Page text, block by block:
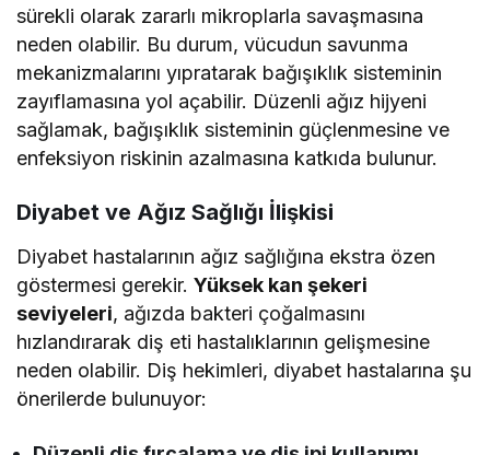
sürekli olarak zararlı mikroplarla savaşmasına
neden olabilir. Bu durum, vücudun savunma
mekanizmalarını yıpratarak bağışıklık sisteminin
zayıflamasına yol açabilir. Düzenli ağız hijyeni
sağlamak, bağışıklık sisteminin güçlenmesine ve
enfeksiyon riskinin azalmasına katkıda bulunur.
Diyabet ve Ağız Sağlığı İlişkisi
Diyabet hastalarının ağız sağlığına ekstra özen
göstermesi gerekir.Yüksek kan şekeri
seviyeleri, ağızda bakteri çoğalmasını
hızlandırarak diş eti hastalıklarının gelişmesine
neden olabilir. Diş hekimleri, diyabet hastalarına şu
önerilerde bulunuyor: